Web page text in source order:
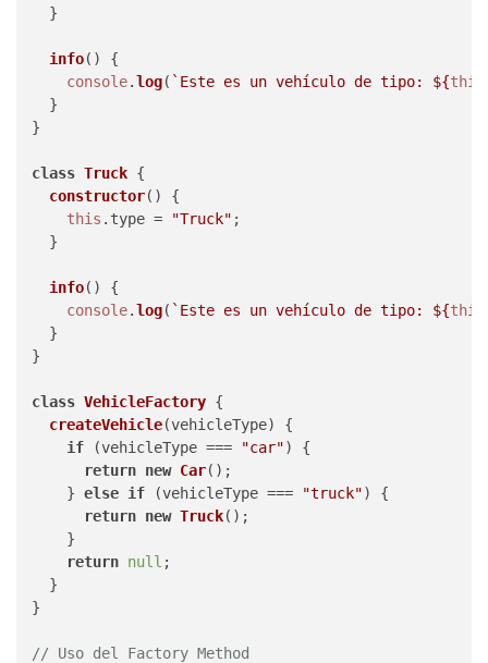
  }
info( ) {
console.log( `Este es un vehículo de tipo: ${this
  }
}
class Truck {
constructor( ) {
this . type = "Truck" ;
  }
info( ) {
console.log( `Este es un vehículo de tipo: ${this
  }
}
class VehicleFactory {
createVehicle(vehicleType) {
if (vehicleType === "car") {
return new Car();
    }
else if (vehicleType === "truck") {
return new Truck();
    }
return null ;
  }
}
// Uso del Factory Method